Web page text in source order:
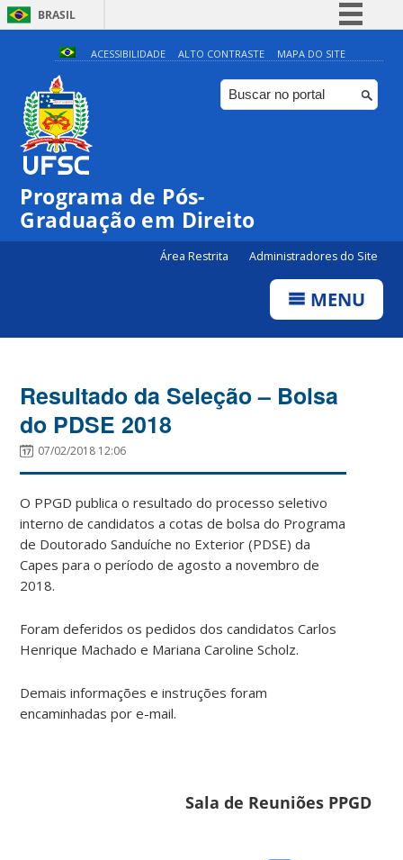
BRASIL
Simplifique!
Comunica BR
Participe
ACESSIBILIDADE ALTO CONTRASTE MAPA DO SITE
Programa de Pós-
Graduação em Direito
Área Restrita Administradores do Site
MENU
Resultado da Seleção – Bolsa
do PDSE 2018
07/02/2018 12:06
O PPGD publica o resultado do processo seletivo
interno de candidatos a cotas de bolsa do Programa
de Doutorado Sanduíche no Exterior (PDSE) da
Capes para o período de agosto a novembro de
2018.
Foram deferidos os pedidos dos candidatos Carlos
Henrique Machado e Mariana Caroline Scholz.
Demais informações e instruções foram
encaminhadas por e-mail.
Sala de Reuniões PPGD